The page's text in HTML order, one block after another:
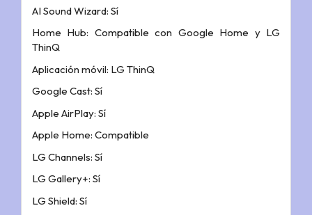
AI Sound Wizard: Sí
Home Hub: Compatible con Google Home y LG
ThinQ
Aplicación móvil: LG ThinQ
Google Cast: Sí
Apple AirPlay: Sí
Apple Home: Compatible
LG Channels: Sí
LG Gallery+: Sí
LG Shield: Sí